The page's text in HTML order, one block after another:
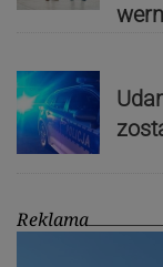
Reklama